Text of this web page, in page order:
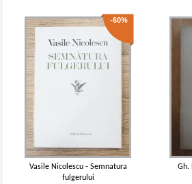
-60%
Vasile Nicolescu - Semnatura
fulgerului
Gh.